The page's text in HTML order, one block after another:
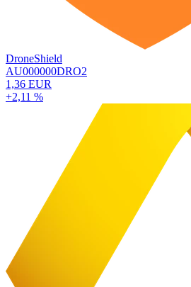
DroneShield
AU000000DRO2
1,36 EUR
+2,11 %